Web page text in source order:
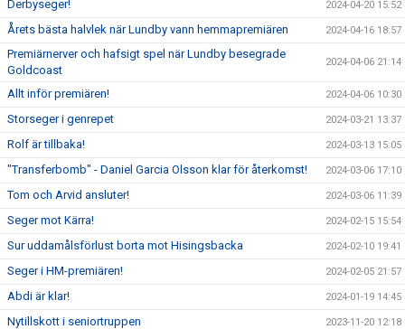
Derbyseger! 2024-04-20 15:52
Årets bästa halvlek när Lundby vann hemmapremiären 2024-04-16 18:57
Premiärnerver och hafsigt spel när Lundby besegrade
Goldcoast
2024-04-06 21:14
Allt inför premiären! 2024-04-06 10:30
Storseger i genrepet 2024-03-21 13:37
Rolf är tillbaka! 2024-03-13 15:05
"Transferbomb" - Daniel Garcia Olsson klar för återkomst! 2024-03-06 17:10
Tom och Arvid ansluter! 2024-03-06 11:39
Seger mot Kärra! 2024-02-15 15:54
Sur uddamålsförlust borta mot Hisingsbacka 2024-02-10 19:41
Seger i HM-premiären! 2024-02-05 21:57
Abdi är klar! 2024-01-19 14:45
Nytillskott i seniortruppen 2023-11-20 12:18